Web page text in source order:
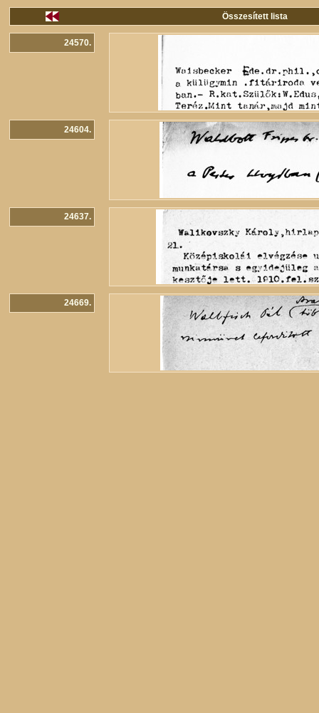
Összesített lista
24570.
24604.
24637.
24669.